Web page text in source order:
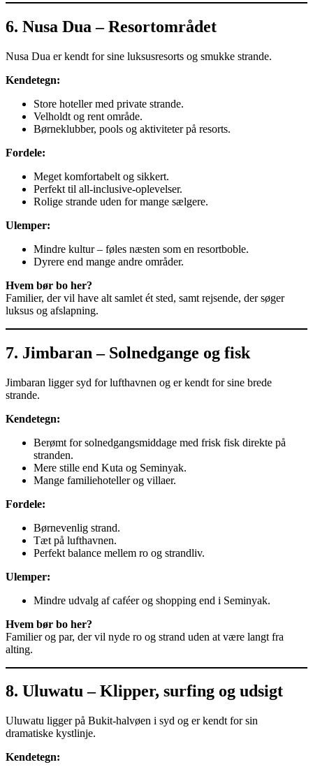
6. Nusa Dua – Resortområdet
Nusa Dua er kendt for sine luksusresorts og smukke strande.
Kendetegn:
Store hoteller med private strande.
Velholdt og rent område.
Børneklubber, pools og aktiviteter på resorts.
Fordele:
Meget komfortabelt og sikkert.
Perfekt til all-inclusive-oplevelser.
Rolige strande uden for mange sælgere.
Ulemper:
Mindre kultur – føles næsten som en resortboble.
Dyrere end mange andre områder.
Hvem bør bo her?
Familier, der vil have alt samlet ét sted, samt rejsende, der søger
luksus og afslapning.
7. Jimbaran – Solnedgange og fisk
Jimbaran ligger syd for lufthavnen og er kendt for sine brede
strande.
Kendetegn:
Berømt for solnedgangsmiddage med frisk fisk direkte på
stranden.
Mere stille end Kuta og Seminyak.
Mange familiehoteller og villaer.
Fordele:
Børnevenlig strand.
Tæt på lufthavnen.
Perfekt balance mellem ro og strandliv.
Ulemper:
Mindre udvalg af caféer og shopping end i Seminyak.
Hvem bør bo her?
Familier og par, der vil nyde ro og strand uden at være langt fra
alting.
8. Uluwatu – Klipper, surfing og udsigt
Uluwatu ligger på Bukit-halvøen i syd og er kendt for sin
dramatiske kystlinje.
Kendetegn: